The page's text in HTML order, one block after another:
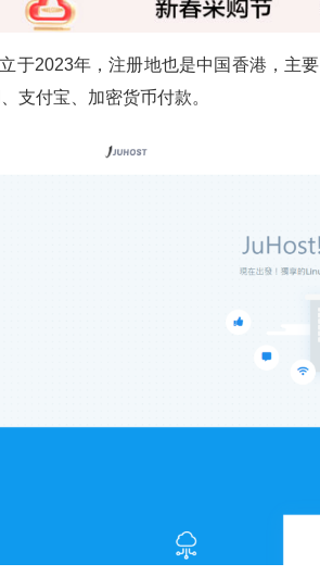
于2023年，注册地也是中国香港，主
支付宝、加密货币付款。